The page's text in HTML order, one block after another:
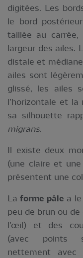
digitées. Les
le bord
taillée au
largeur des ailes.
distale et
ailes sont
glissé, les ailes
l’horizontale et la
sa silhouette
migrans.
Il existe deux
(une claire et
présentent une
Laforme pâle a
peu de brun ou
l’œil) et des
(avec points
nettement